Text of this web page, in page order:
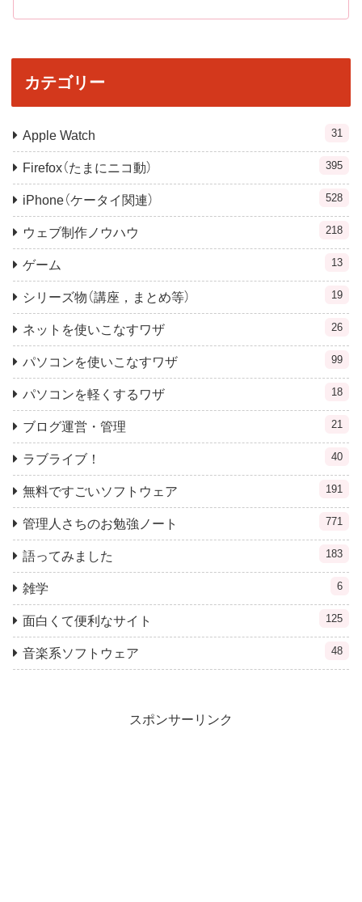
カテゴリー
Apple Watch 31
Firefox（たまにニコ動） 395
iPhone（ケータイ関連） 528
ウェブ制作ノウハウ 218
ゲーム 13
シリーズ物（講座，まとめ等） 19
ネットを使いこなすワザ 26
パソコンを使いこなすワザ 99
パソコンを軽くするワザ 18
ブログ運営・管理 21
ラブライブ！ 40
無料ですごいソフトウェア 191
管理人さちのお勉強ノート 771
語ってみました 183
雑学 6
面白くて便利なサイト 125
音楽系ソフトウェア 48
スポンサーリンク